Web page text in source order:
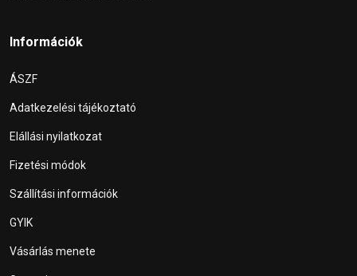
Információk
ÁSZF
Adatkezelési tájékoztató
Elállási nyilatkozat
Fizetési módok
Szállítási információk
GYIK
Vásárlás menete